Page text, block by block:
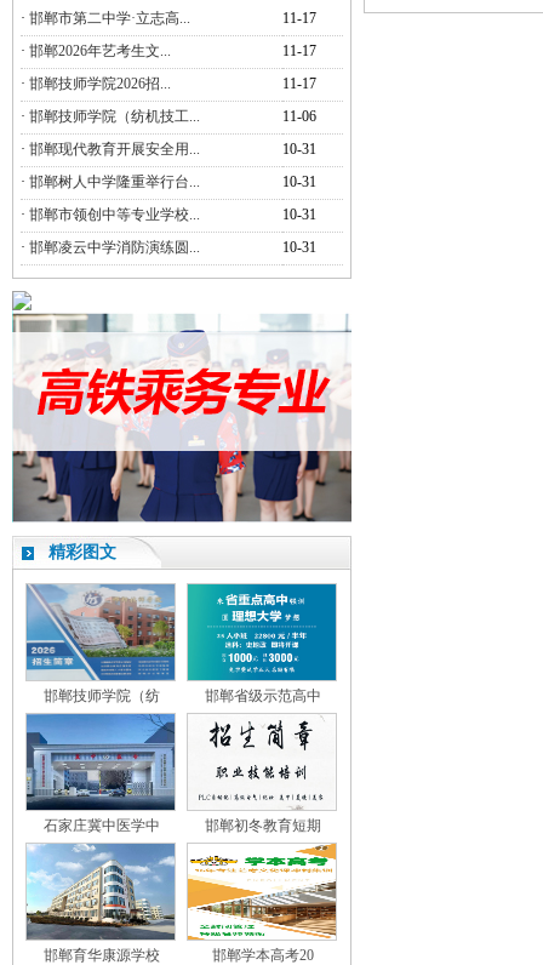
· 邯郸市第二中学·立志高...
11-17
· 邯郸2026年艺考生文...
11-17
· 邯郸技师学院2026招...
11-17
· 邯郸技师学院（纺机技工...
11-06
· 邯郸现代教育开展安全用...
10-31
· 邯郸树人中学隆重举行台...
10-31
· 邯郸市领创中等专业学校...
10-31
· 邯郸凌云中学消防演练圆... 10-31
精彩图文
邯郸技师学院（纺 邯郸省级示范高中
石家庄冀中医学中 邯郸初冬教育短期
邯郸育华康源学校 邯郸学本高考20